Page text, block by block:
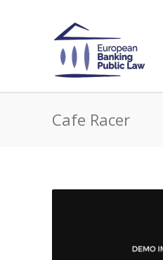
Cafe Racer